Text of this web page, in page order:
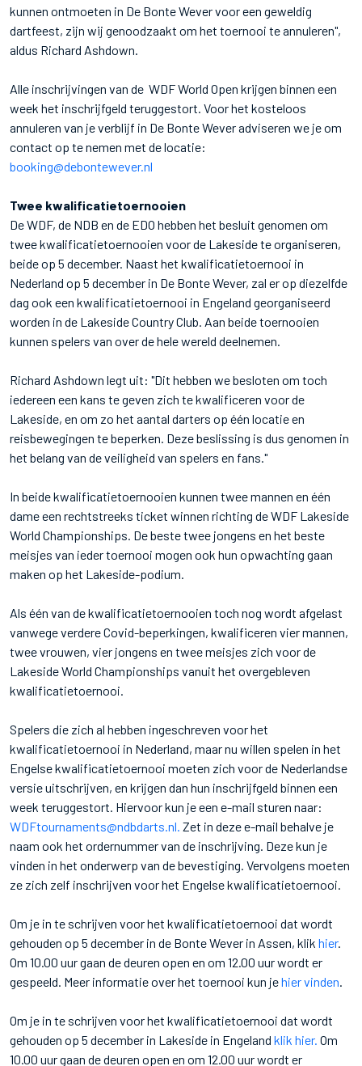
kunnen ontmoeten in De Bonte Wever voor een geweldig
dartfeest, zijn wij genoodzaakt om het toernooi te annuleren",
aldus Richard Ashdown.
Alle inschrijvingen van de WDF World Open krijgen binnen een
week het inschrijfgeld teruggestort. Voor het kosteloos
annuleren van je verblijf in De Bonte Wever adviseren we je om
contact op te nemen met de locatie:
booking@debontewever.nl
Twee kwalificatietoernooien
De WDF, de NDB en de EDO hebben het besluit genomen om
twee kwalificatietoernooien voor de Lakeside te organiseren,
beide op 5 december. Naast het kwalificatietoernooi in
Nederland op 5 december in De Bonte Wever, zal er op diezelfde
dag ook een kwalificatietoernooi in Engeland georganiseerd
worden in de Lakeside Country Club. Aan beide toernooien
kunnen spelers van over de hele wereld deelnemen.
Richard Ashdown legt uit: "Dit hebben we besloten om toch
iedereen een kans te geven zich te kwalificeren voor de
Lakeside, en om zo het aantal darters op één locatie en
reisbewegingen te beperken. Deze beslissing is dus genomen in
het belang van de veiligheid van spelers en fans."
In beide kwalificatietoernooien kunnen twee mannen en één
dame een rechtstreeks ticket winnen richting de WDF Lakeside
World Championships. De beste twee jongens en het beste
meisjes van ieder toernooi mogen ook hun opwachting gaan
maken op het Lakeside-podium.
Als één van de kwalificatietoernooien toch nog wordt afgelast
vanwege verdere Covid-beperkingen, kwalificeren vier mannen,
twee vrouwen, vier jongens en twee meisjes zich voor de
Lakeside World Championships vanuit het overgebleven
kwalificatietoernooi.
Spelers die zich al hebben ingeschreven voor het
kwalificatietoernooi in Nederland, maar nu willen spelen in het
Engelse kwalificatietoernooi moeten zich voor de Nederlandse
versie uitschrijven, en krijgen dan hun inschrijfgeld binnen een
week teruggestort. Hiervoor kun je een e-mail sturen naar:
WDFtournaments@ndbdarts.nl. Zet in deze e-mail behalve je
naam ook het ordernummer van de inschrijving. Deze kun je
vinden in het onderwerp van de bevestiging. Vervolgens moeten
ze zich zelf inschrijven voor het Engelse kwalificatietoernooi.
Om je in te schrijven voor het kwalificatietoernooi dat wordt
gehouden op 5 december in de Bonte Wever in Assen, klik hier.
Om 10.00 uur gaan de deuren open en om 12.00 uur wordt er
gespeeld. Meer informatie over het toernooi kun jehier vinden
Om je in te schrijven voor het kwalificatietoernooi dat wordt
gehouden op 5 december in Lakeside in Engeland klik hier. Om
10.00 uur gaan de deuren open en om 12.00 uur wordt er